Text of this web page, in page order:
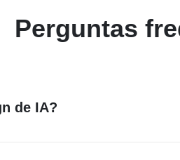
Perguntas
de IA?